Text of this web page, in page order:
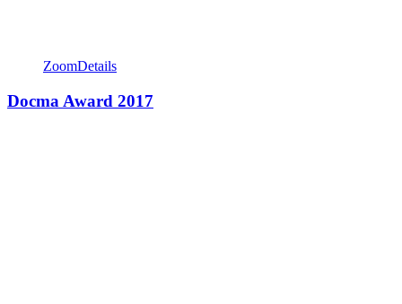
ZoomDetails
Docma Award 2017